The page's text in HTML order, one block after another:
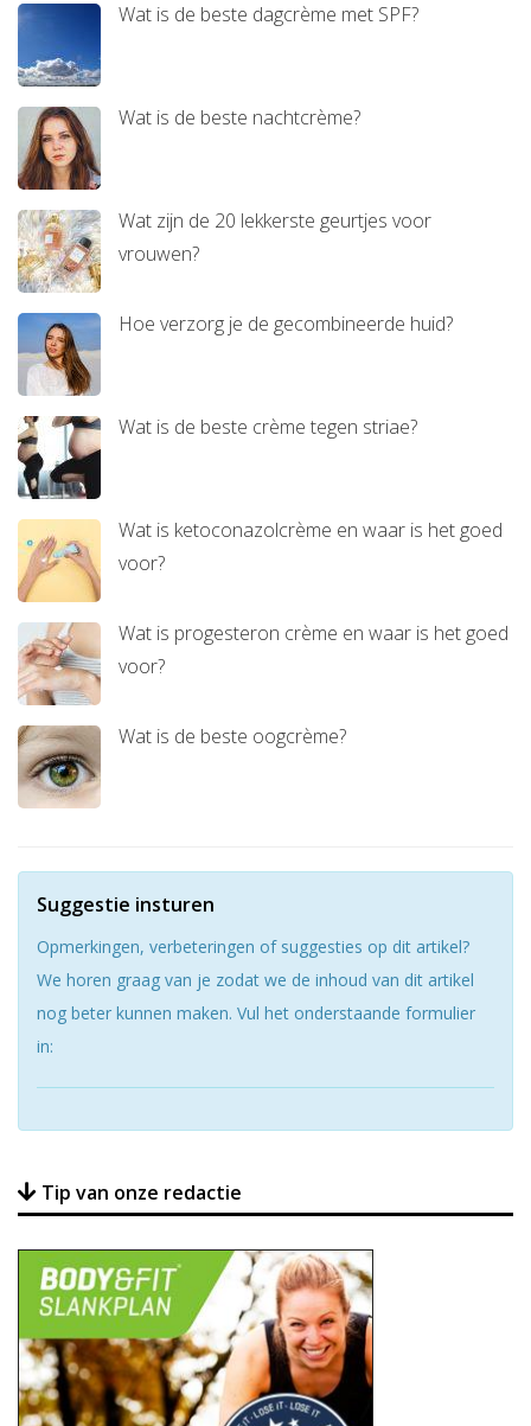
Wat is de beste dagcrème met SPF?
Wat is de beste nachtcrème?
Wat zijn de 20 lekkerste geurtjes voor
vrouwen?
Hoe verzorg je de gecombineerde huid?
Wat is de beste crème tegen striae?
Wat is ketoconazolcrème en waar is het goed
voor?
Wat is progesteron crème en waar is het goed
voor?
Wat is de beste oogcrème?
Suggestie insturen
Opmerkingen, verbeteringen of suggesties op dit artikel?
We horen graag van je zodat we de inhoud van dit artikel
nog beter kunnen maken. Vul het onderstaande formulier
in:
Tip van onze redactie